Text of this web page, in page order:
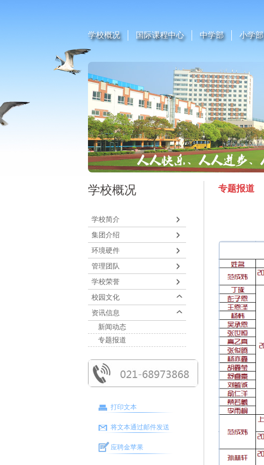
学校概况 国际课程中心 中学部 小学部
学校概况
学校简介
集团介绍
环境硬件
管理团队
学校荣誉
校园文化
资讯信息
新闻动态
专题报道
打印文本
将文本通过邮件发送
应聘金苹果
专题报道